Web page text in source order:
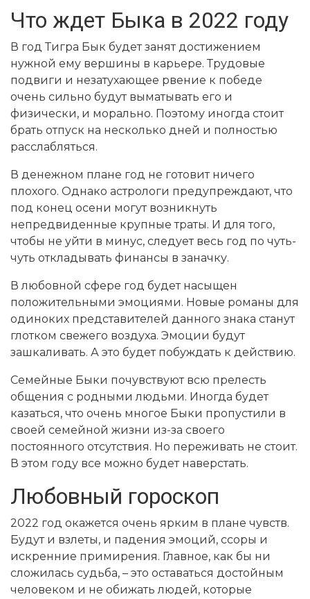
Что ждет Быка в 2022 году
В год Тигра Бык будет занят достижением
нужной ему вершины в карьере. Трудовые
подвиги и незатухающее рвение к победе
очень сильно будут выматывать его и
физически, и морально. Поэтому иногда стоит
брать отпуск на несколько дней и полностью
расслабляться.
В денежном плане год не готовит ничего
плохого. Однако астрологи предупреждают, что
под конец осени могут возникнуть
непредвиденные крупные траты. И для того,
чтобы не уйти в минус, следует весь год по чуть-
чуть откладывать финансы в заначку.
В любовной сфере год будет насыщен
положительными эмоциями. Новые романы для
одиноких представителей данного знака станут
глотком свежего воздуха. Эмоции будут
зашкаливать. А это будет побуждать к действию.
Семейные Быки почувствуют всю прелесть
общения с родными людьми. Иногда будет
казаться, что очень многое Быки пропустили в
своей семейной жизни из-за своего
постоянного отсутствия. Но переживать не стоит.
В этом году все можно будет наверстать.
Любовный гороскоп
2022 год окажется очень ярким в плане чувств.
Будут и взлеты, и падения эмоций, ссоры и
искренние примирения. Главное, как бы ни
сложилась судьба, – это оставаться достойным
человеком и не обижать людей, которые